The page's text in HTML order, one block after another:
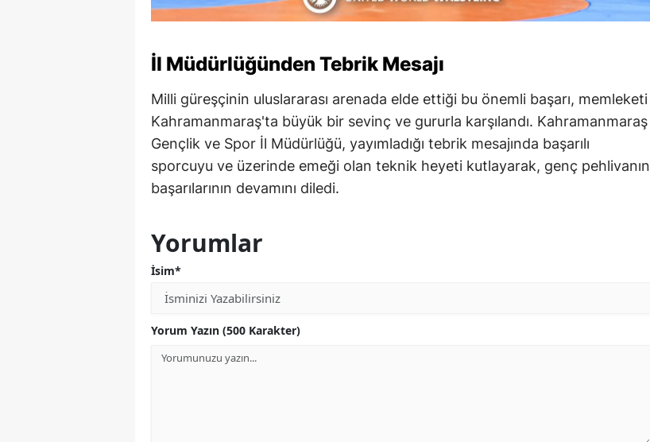
İl Müdürlüğünden Tebrik Mesajı
Milli güreşçinin uluslararası arenada elde ettiği bu önemli başarı, memleketi
Kahramanmaraş'ta büyük bir sevinç ve gururla karşılandı. Kahramanmaraş
Gençlik ve Spor İl Müdürlüğü, yayımladığı tebrik mesajında başarılı
sporcuyu ve üzerinde emeği olan teknik heyeti kutlayarak, genç pehlivanın
başarılarının devamını diledi.
Yorumlar
İsim*
Yorum Yazın (500 Karakter)